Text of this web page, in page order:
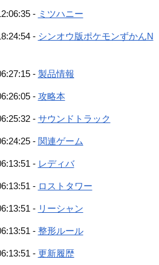
- ミツハニー
- シンオウ版ポケモンずかんN
- 製品情報
- 攻略本
- サウンドトラック
- 関連ゲーム
- レディバ
- ロストタワー
- リーシャン
- 整形ルール
- 更新履歴